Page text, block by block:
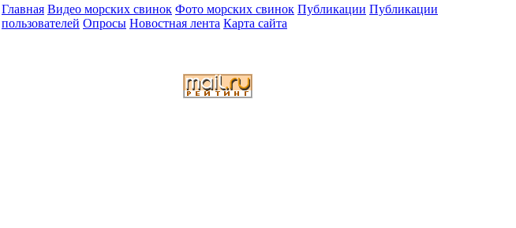
Главная Видео морских свинок Фото морских свинок Публикации Публикации
пользователей Опросы Новостная лента Карта сайта